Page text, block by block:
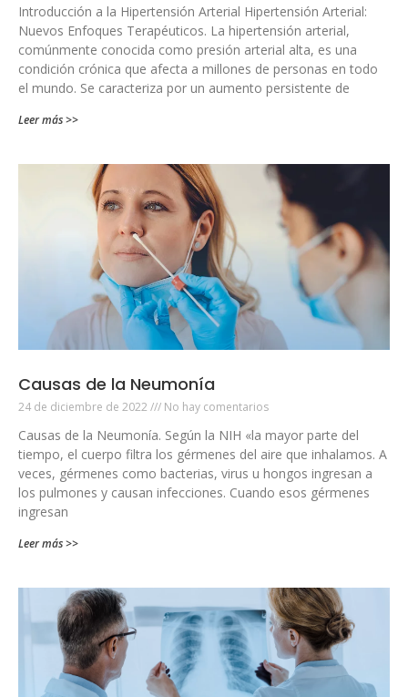
Introducción a la Hipertensión Arterial Hipertensión Arterial:
Nuevos Enfoques Terapéuticos. La hipertensión arterial,
comúnmente conocida como presión arterial alta, es una
condición crónica que afecta a millones de personas en todo
el mundo. Se caracteriza por un aumento persistente de
Leer más >>
Causas de la Neumonía
24 de diciembre de 2022 No hay comentarios
Causas de la Neumonía. Según la NIH «la mayor parte del
tiempo, el cuerpo filtra los gérmenes del aire que inhalamos. A
veces, gérmenes como bacterias, virus u hongos ingresan a
los pulmones y causan infecciones. Cuando esos gérmenes
ingresan
Leer más >>